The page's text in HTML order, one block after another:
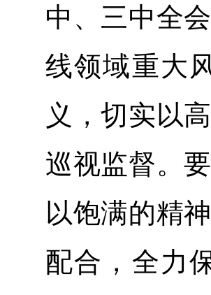
中、三中全
线领域重大
义，切实以
巡视监督。
以饱满的精
配合，全力